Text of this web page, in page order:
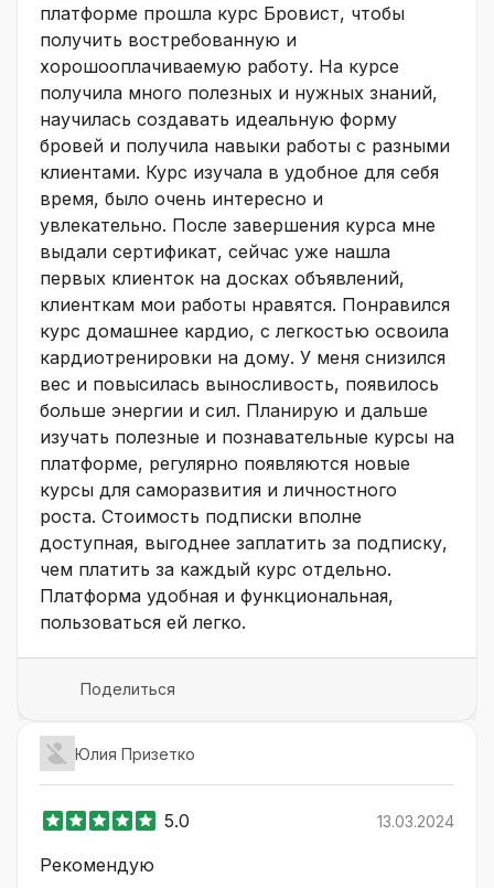
платформе прошла курс Бровист, чтобы
получить востребованную и
хорошооплачиваемую работу. На курсе
получила много полезных и нужных знаний,
научилась создавать идеальную форму
бровей и получила навыки работы с разными
клиентами. Курс изучала в удобное для себя
время, было очень интересно и
увлекательно. После завершения курса мне
выдали сертификат, сейчас уже нашла
первых клиенток на досках объявлений,
клиенткам мои работы нравятся. Понравился
курс домашнее кардио, с легкостью освоила
кардиотренировки на дому. У меня снизился
вес и повысилась выносливость, появилось
больше энергии и сил. Планирую и дальше
изучать полезные и познавательные курсы на
платформе, регулярно появляются новые
курсы для саморазвития и личностного
роста. Стоимость подписки вполне
доступная, выгоднее заплатить за подписку,
чем платить за каждый курс отдельно.
Платформа удобная и функциональная,
пользоваться ей легко.
Поделиться
Юлия Призетко
5.0 13.03.2024
Рекомендую